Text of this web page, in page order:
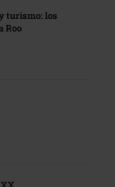
turismo: los
Roo